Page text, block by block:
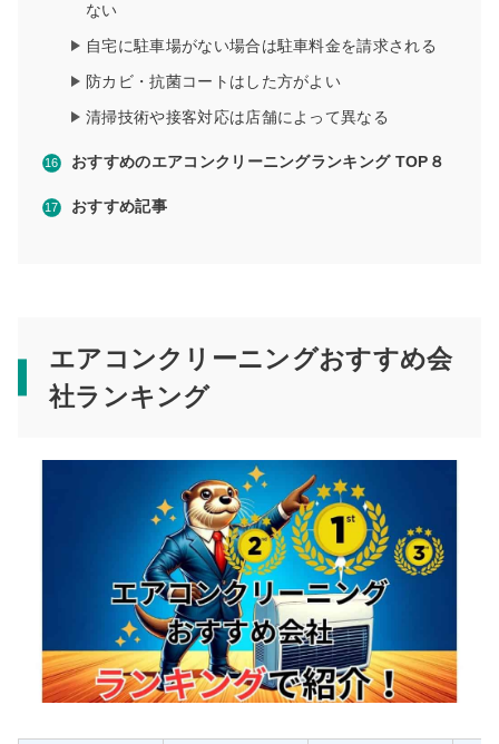
ない
自宅に駐車場がない場合は駐車料金を請求される
防カビ・抗菌コートはした方がよい
清掃技術や接客対応は店舗によって異なる
おすすめのエアコンクリーニングランキング TOP８
おすすめ記事
エアコンクリーニングおすすめ会
社ランキング